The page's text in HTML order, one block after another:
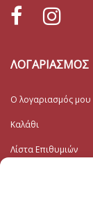
ΛΟΓΑΡΙΑΣΜΟΣ
Ο λογαριασμός μου
Καλάθι
Λίστα Επιθυμιών